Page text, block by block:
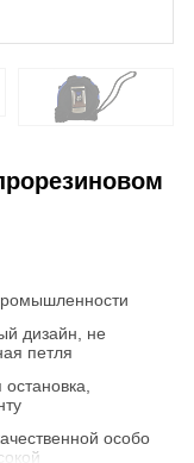
дизайн, не
петля
особо